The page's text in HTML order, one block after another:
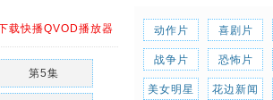
载快播QVOD播放器
第5集
动作片 喜剧片
战争片 恐怖片
美女明星 花边新闻